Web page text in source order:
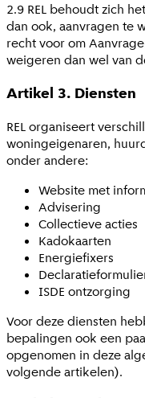
2.9 REL behoudt zich
dan ook, aanvragen te
recht voor om
weigeren dan wel van
Artikel 3. Diensten
REL organiseert
woningeigenaren,
onder andere:
Website met
Advisering
Collectieve acties
Kadokaarten
Energiefixers
ISDE ontzorging
Voor deze diensten
bepalingen ook een
opgenomen in deze
volgende artikelen).